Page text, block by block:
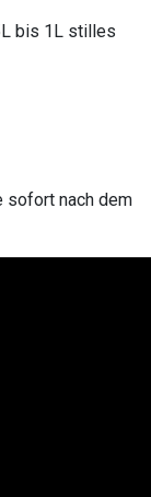
bis 1L stilles
sofort nach dem